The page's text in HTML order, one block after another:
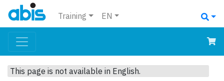
Training EN
This page is not available in English.